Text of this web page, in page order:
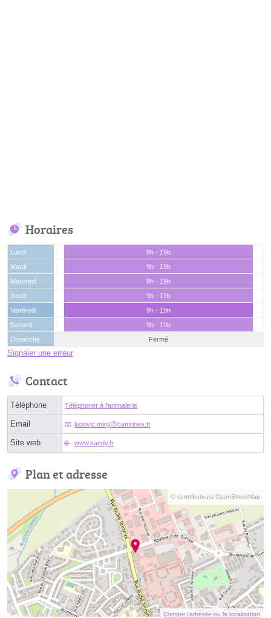
Horaires
Lundi
9h - 19h
Mardi
9h - 19h
Mercredi
9h - 19h
Jeudi
9h - 19h
Vendredi
9h - 19h
Samedi
9h - 19h
Dimanche
Fermé
Signaler une erreur
Contact
Téléphone Téléphoner à l'animalerie
Email ludovic.minyⓐcamphes.fr
Site web www.kandy.fr
Plan et adresse
© contributeurs OpenStreetMap
Corriger l’adresse ou la localisation